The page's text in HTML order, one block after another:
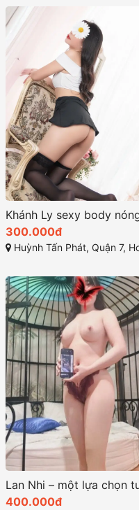
300.000đ
Huỳnh Tấn Phát, Quận 7, Ho Chi Minh
400.000đ